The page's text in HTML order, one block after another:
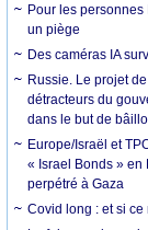
Pour les personnes
un piège
Des caméras IA
Russie. Le projet
détracteurs du
dans le but de
Europe/Israël et
« Israel Bonds » en
perpétré à Gaza
Covid long : et si